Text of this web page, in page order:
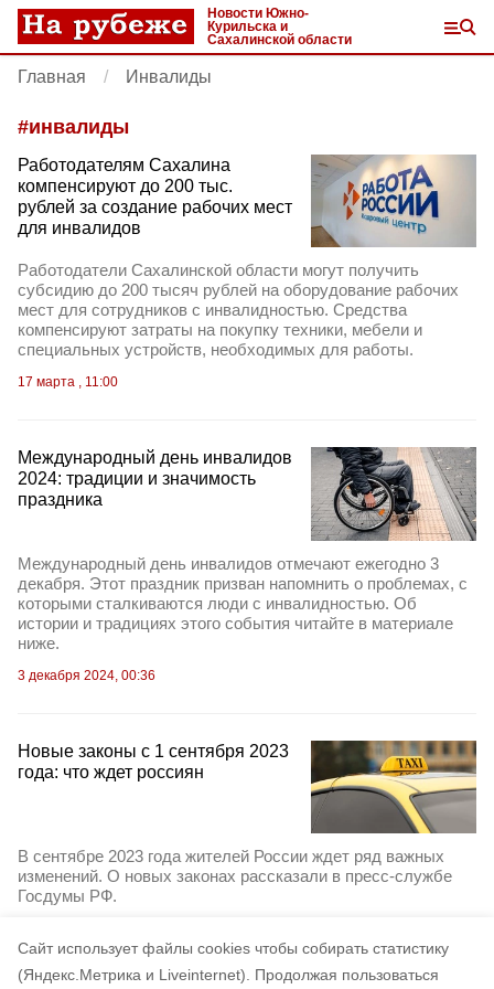
Cайт использует файлы cookies чтобы собирать статистику
(Яндекс.Метрика и Liveinternet).
Продолжая пользоваться
Новости Южно-
Курильска и
Сахалинской области
Главная Инвалиды
#инвалиды
Работодателям Сахалина
компенсируют до 200 тыс.
рублей за создание рабочих мест
для инвалидов
Работодатели Сахалинской области могут получить
субсидию до 200 тысяч рублей на оборудование рабочих
мест для сотрудников с инвалидностью. Средства
компенсируют затраты на покупку техники, мебели и
специальных устройств, необходимых для работы.
17 марта , 11:00
Международный день инвалидов
2024: традиции и значимость
праздника
Международный день инвалидов отмечают ежегодно 3
декабря. Этот праздник призван напомнить о проблемах, с
которыми сталкиваются люди с инвалидностью. Об
истории и традициях этого события читайте в материале
ниже.
3 декабря 2024, 00:36
Новые законы с 1 сентября 2023
года: что ждет россиян
В сентябре 2023 года жителей России ждет ряд важных
изменений. О новых законах рассказали в пресс-службе
Госдумы РФ.